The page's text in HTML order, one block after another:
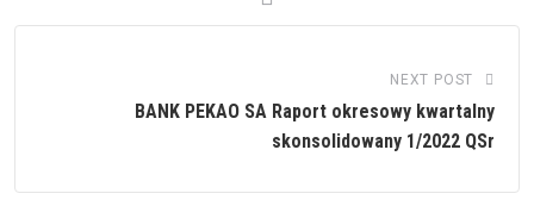
NEXT POST
BANK PEKAO SA Raport okresowy kwartalny
skonsolidowany 1/2022 QSr